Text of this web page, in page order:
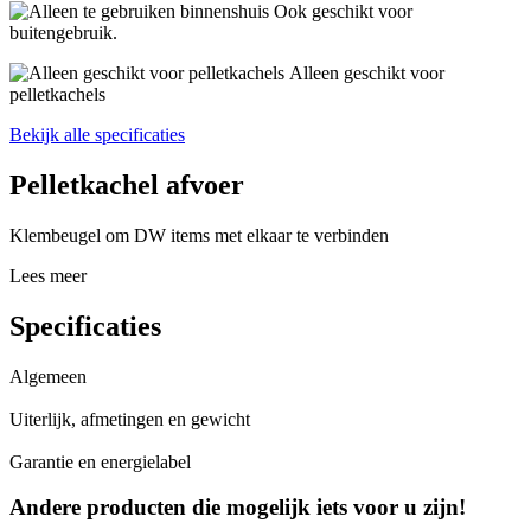
Ook geschikt voor
buitengebruik.
Alleen geschikt voor
pelletkachels
Bekijk alle specificaties
Pelletkachel afvoer
Klembeugel om DW items met elkaar te verbinden
Lees meer
Specificaties
Algemeen
Uiterlijk, afmetingen en gewicht
Garantie en energielabel
Andere producten die mogelijk iets voor u zijn!